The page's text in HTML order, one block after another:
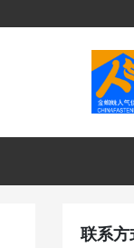
联系方